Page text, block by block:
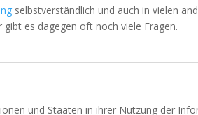
selbstverständlich und auch in vielen
es dagegen oft noch viele Fragen.
und Staaten in ihrer Nutzung der